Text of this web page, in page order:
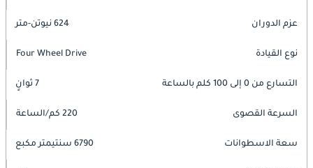
عزم الدوران 624 نيوتن-متر
نوع القيادة Four Wheel Drive
التسارع من 0 إلى 100 كلم بالساعة 7 ثوانٍ
السرعة القصوى 220 كم/الساعة
سعة الاسطوانات 6790 سنتيمتر مكبع